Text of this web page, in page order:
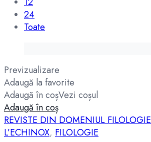
24
Toate
Previzualizare
Adaugă la favorite
Adaugă în coșVezi coșul
Adaugă în coș
REVISTE DIN DOMENIUL FILOLOGIE
L’ECHINOX, FILOLOGIE